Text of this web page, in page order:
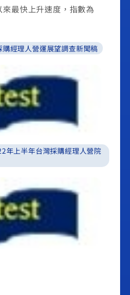
最快上升速度，指數為
經理人營運展望調查新聞稿
上半年台灣採購經理人營院